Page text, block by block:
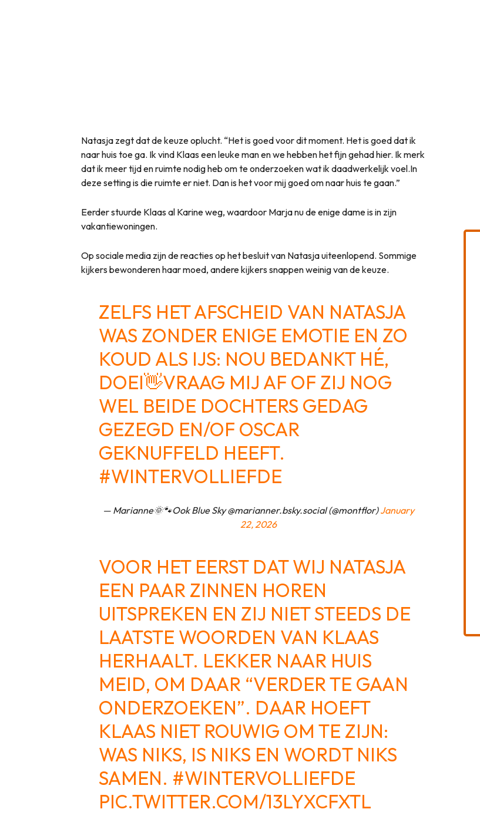
Natasja zegt dat de keuze oplucht. “Het is goed voor dit moment. Het is goed dat ik
naar huis toe ga. Ik vind Klaas een leuke man en we hebben het fijn gehad hier. Ik merk
dat ik meer tijd en ruimte nodig heb om te onderzoeken wat ik daadwerkelijk voel.In
deze setting is die ruimte er niet. Dan is het voor mij goed om naar huis te gaan.”
Eerder stuurde Klaas al Karine weg, waardoor Marja nu de enige dame is in zijn
vakantiewoningen.
Op sociale media zijn de reacties op het besluit van Natasja uiteenlopend. Sommige
kijkers bewonderen haar moed, andere kijkers snappen weinig van de keuze.
ZELFS HET AFSCHEID VAN NATASJA
WAS ZONDER ENIGE EMOTIE EN ZO
KOUD ALS IJS: NOU BEDANKT HÉ,
DOEI👋VRAAG MIJ AF OF ZIJ NOG
WEL BEIDE DOCHTERS GEDAG
GEZEGD EN/OF OSCAR
GEKNUFFELD HEEFT.
#WINTERVOLLIEFDE
— Marianne🌞🐾Ook Blue Sky @marianner.bsky.social (@montflor)January
22, 2026
VOOR HET EERST DAT WIJ NATASJA
EEN PAAR ZINNEN HOREN
UITSPREKEN EN ZIJ NIET STEEDS DE
LAATSTE WOORDEN VAN KLAAS
HERHAALT. LEKKER NAAR HUIS
MEID, OM DAAR “VERDER TE GAAN
ONDERZOEKEN”. DAAR HOEFT
KLAAS NIET ROUWIG OM TE ZIJN:
WAS NIKS, IS NIKS EN WORDT NIKS
SAMEN. #WINTERVOLLIEFDE
PIC.TWITTER.COM/13LYXCFXTL